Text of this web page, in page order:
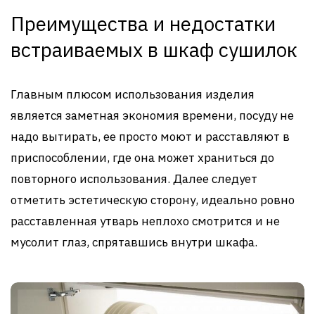
Преимущества и недостатки
встраиваемых в шкаф сушилок
Главным плюсом использования изделия
является заметная экономия времени, посуду не
надо вытирать, ее просто моют и расставляют в
приспособлении, где она может храниться до
повторного использования. Далее следует
отметить эстетическую сторону, идеально ровно
расставленная утварь неплохо смотрится и не
мусолит глаз, спрятавшись внутри шкафа.